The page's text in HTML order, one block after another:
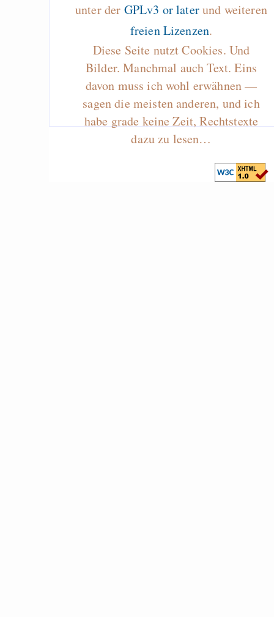
unter der GPLv3 or laterund weiteren
freien Lizenzen.
Diese Seite nutzt Cookies. Und
Bilder. Manchmal auch Text. Eins
davon muss ich wohl erwähnen —
sagen die meisten anderen, und ich
habe grade keine Zeit, Rechtstexte
dazu zu lesen…